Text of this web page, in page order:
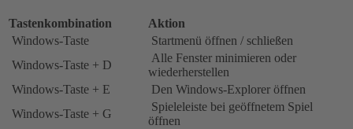
Tastenkombination
Aktion
Windows-Taste
Startmenü öffnen / schließen
Windows-Taste + D
Alle Fenster minimieren oder
wiederherstellen
Windows-Taste + E
Den Windows-Explorer öffnen
Windows-Taste + G
Spieleleiste bei geöffnetem Spiel
öffnen